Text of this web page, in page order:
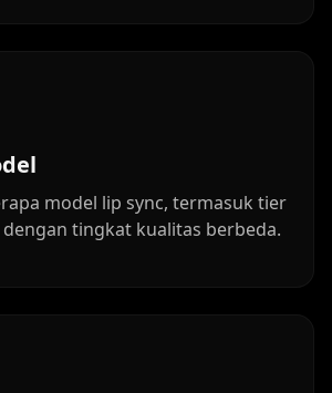
model lip sync, termasuk tier
tingkat kualitas berbeda.